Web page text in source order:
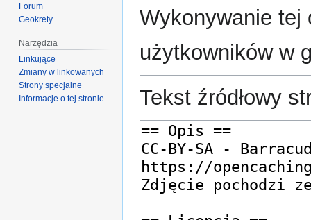
Wykonywanie tej
użytkowników w
Tekst źródłowy
Forum
Geokrety
Narzędzia
Linkujące
Zmiany w linkowanych
Strony specjalne
Informacje o tej stronie